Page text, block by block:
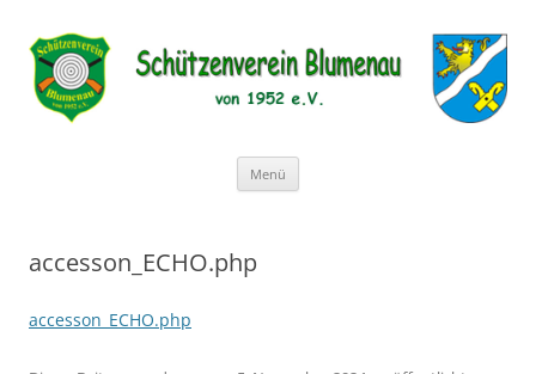
Schützenverein Blumenau von
1952 e.V.
Menü
accesson_ECHO.php
accesson_ECHO.php